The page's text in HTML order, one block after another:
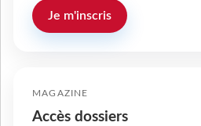
Je m'inscris
MAGAZINE
Accès dossiers